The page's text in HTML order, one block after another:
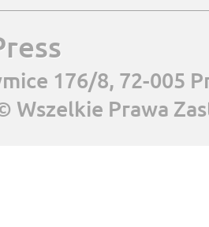
176/8, 72-005
Wszelkie Prawa